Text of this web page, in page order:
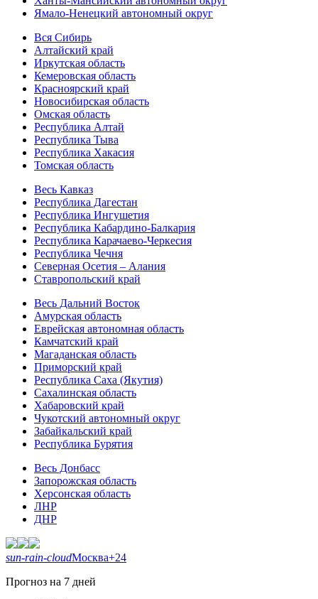
Ямало-Ненецкий автономный округ
Вся Сибирь
Алтайский край
Иркутская область
Кемеровская область
Красноярский край
Новосибирская область
Омская область
Республика Алтай
Республика Тыва
Республика Хакасия
Томская область
Весь Кавказ
Республика Дагестан
Республика Ингушетия
Республика Кабардино-Балкария
Республика Карачаево-Черкесия
Республика Чечня
Северная Осетия – Алания
Ставропольский край
Весь Дальний Восток
Амурская область
Еврейская автономная область
Камчатский край
Магаданская область
Приморский край
Республика Саха (Якутия)
Сахалинская область
Хабаровский край
Чукотский автономный округ
Забайкальский край
Республика Бурятия
Весь Донбасс
Запорожская область
Херсонская область
ЛНР
ДНР
sun-rain-cloudМосква+24
Прогноз на 7 дней